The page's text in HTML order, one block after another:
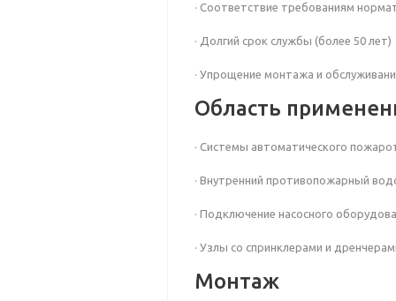
· Соответствие требованиям
· Долгий срок службы (более 50 лет)
· Упрощение монтажа и
Область
· Системы автоматического
· Внутренний противопожарный
· Подключение насосного
· Узлы со спринклерами и
Монтаж